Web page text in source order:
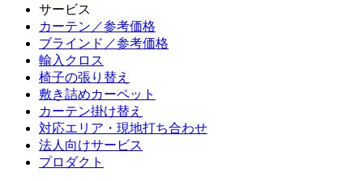
サービス
カーテン／参考価格
ブラインド／参考価格
輸入クロス
椅子の張り替え
敷き詰めカーペット
カーテン掛け替え
対応エリア・現地打ち合わせ
法人向けサービス
プロダクト